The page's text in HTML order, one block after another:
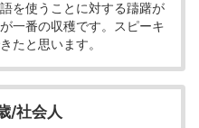
を使うことに対する躊躇が
一番の収穫です。スピーキ
きたと思います。
/社会人